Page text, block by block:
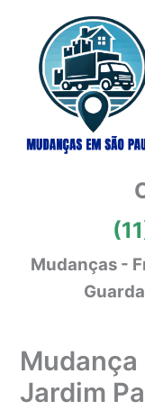
conteúdo
Mudanças -
Mudança
Jardim